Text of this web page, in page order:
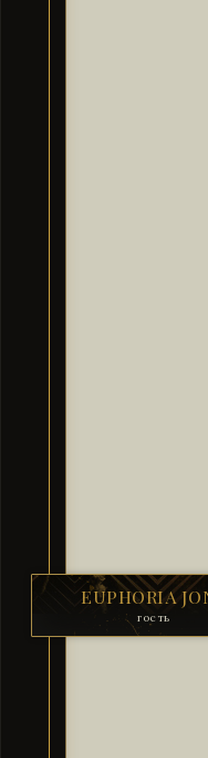
EUPHORIA
гость